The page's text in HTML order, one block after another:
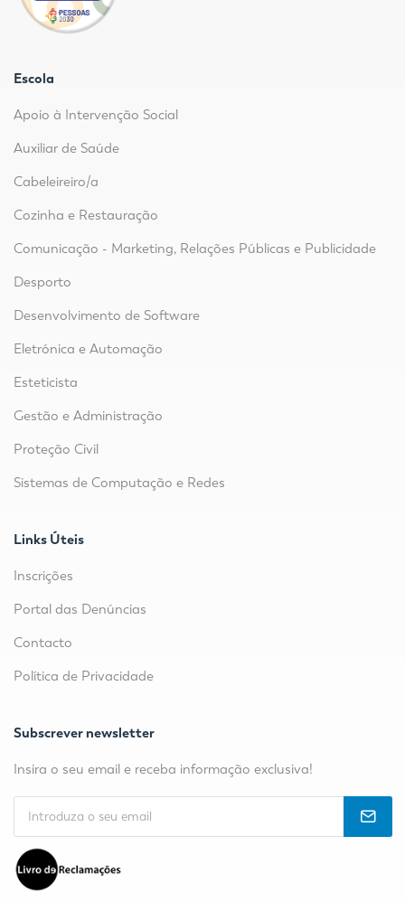
Escola
Apoio à Intervenção Social
Auxiliar de Saúde
Cabeleireiro/a
Cozinha e Restauração
Comunicação - Marketing, Relações Públicas e Publicidade
Desporto
Desenvolvimento de Software
Eletrónica e Automação
Esteticista
Gestão e Administração
Proteção Civil
Sistemas de Computação e Redes
Links Úteis
Inscrições
Portal das Denúncias
Contacto
Política de Privacidade
Subscrever newsletter
Insira o seu email e receba informação exclusiva!